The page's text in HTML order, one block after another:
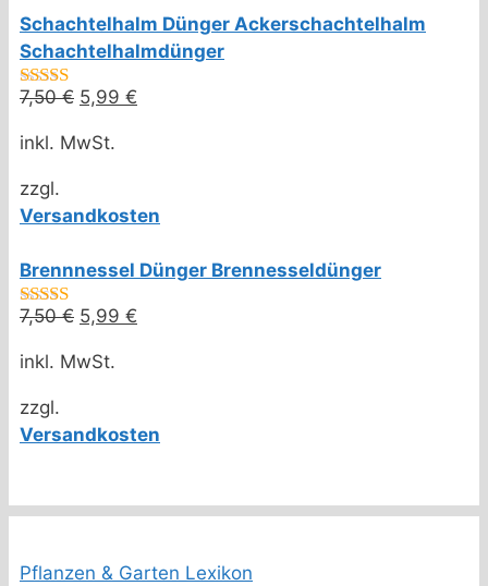
Schachtelhalm Dünger Ackerschachtelhalm
Schachtelhalmdünger
4.50von 5
7,50€ Ursprünglicher
war:
5,99 €
inkl. MwSt.
zzgl.
Versandkosten
Brennnessel Dünger Brennesseldünger
4.80von 5
7,50€ Ursprünglicher
war:
5,99 €
inkl. MwSt.
zzgl.
Versandkosten
Pflanzen & Garten Lexikon